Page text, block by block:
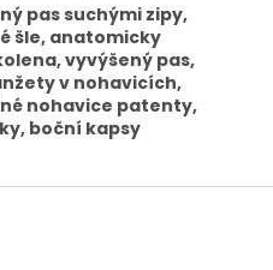
pas suchými zipy,
šle, anatomicky
vyvýšený pas,
v nohavicích,
nohavice patenty,
boční kapsy